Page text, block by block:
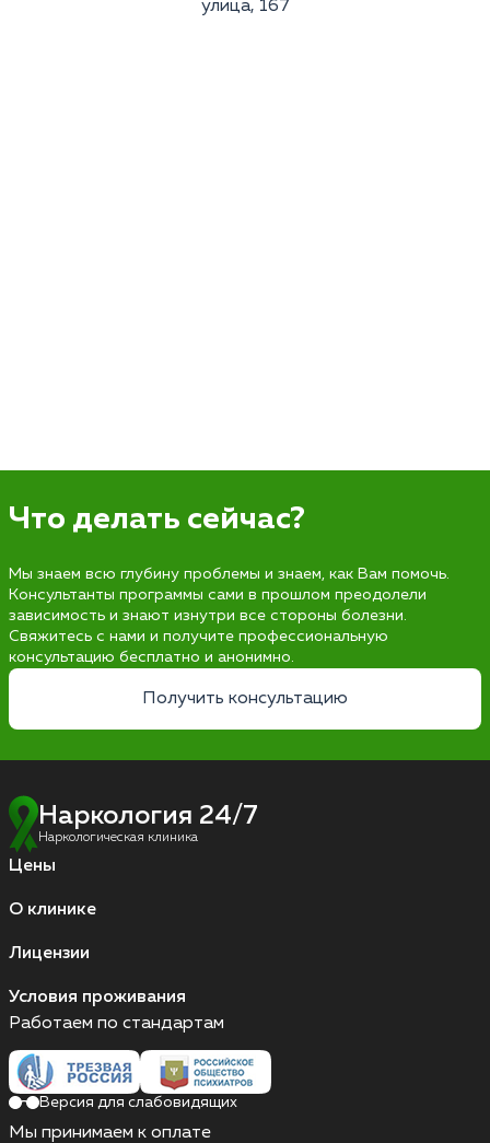
улица, 167
Что делать сейчас?
Мы знаем всю глубину проблемы и знаем, как Вам помочь.
Консультанты программы сами в прошлом преодолели
зависимость и знают изнутри все стороны болезни.
Свяжитесь с нами и получите профессиональную
консультацию бесплатно и анонимно.
Получить консультацию
Наркология 24/7
Наркологическая клиника
Цены
О клинике
Лицензии
Условия проживания
Работаем по стандартам
Версия для слабовидящих
Мы принимаем к оплате